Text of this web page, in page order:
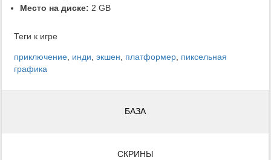
Место на диске: 2 GB
Теги к игре
приключение, инди, экшен, платформер, пиксельная
графика
БАЗА
СКРИНЫ